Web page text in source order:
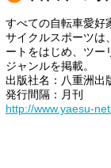
すべての自転車愛好
サイクルスポーツは
ートをはじめ、ツー
ジャンルを掲載。
出版社名：八重洲
発行間隔：月刊
http://www.yaesu-